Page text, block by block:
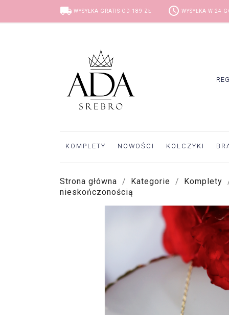
local_shipping WYSYŁKA GRATIS OD 189 ZŁ access_time WYSYŁKA W 24
KOMPLETY NOWOŚCI KOLCZYKI
Strona główna Kategorie
Komplety
nieskończonością